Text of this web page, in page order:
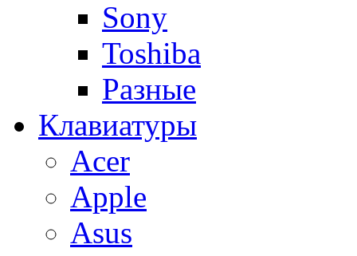
Sony
Toshiba
Разные
Клавиатуры
Acer
Apple
Asus